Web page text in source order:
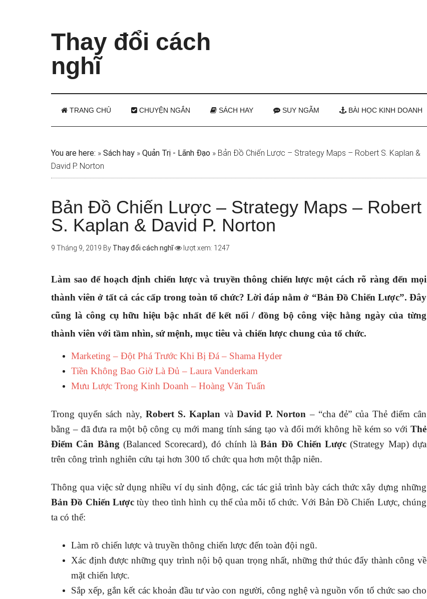
Thay đổi cách
nghĩ
TRANG CHỦ CHUYỆN NGẮN SÁCH HAY SUY NGẪM BÀI HỌC KINH DOANH
You are here: » Sách hay » Quản Trị - Lãnh Đạo » Bản Đồ Chiến Lược – Strategy Maps – Robert S. Kaplan &
David P. Norton
Bản Đồ Chiến Lược – Strategy Maps – Robert
S. Kaplan & David P. Norton
9 Tháng 9, 2019 By Thay đổi cách nghĩ lượt xem: 1247
Làm sao để hoạch định chiến lược và truyền thông chiến lược một cách rõ ràng đến mọi
thành viên ở tất cả các cấp trong toàn tổ chức? Lời đáp nằm ở “Bản Đồ Chiến Lược”. Đây
cũng là công cụ hữu hiệu bậc nhất để kết nối / đồng bộ công việc hằng ngày của từng
thành viên với tầm nhìn, sứ mệnh, mục tiêu và chiến lược chung của tổ chức.
Marketing – Đột Phá Trước Khi Bị Đá – Shama Hyder
Tiền Không Bao Giờ Là Đủ – Laura Vanderkam
Mưu Lược Trong Kinh Doanh – Hoàng Văn Tuấn
Trong quyển sách này, Robert S. Kaplan và David P. Norton – “cha đẻ” của Thẻ điểm cân
bằng – đã đưa ra một bộ công cụ mới mang tính sáng tạo và đổi mới không hề kém so với Thẻ
Điểm Cân Bằng (Balanced Scorecard), đó chính làBản Đồ Chiến Lược (Strategy Map) dựa
trên công trình nghiên cứu tại hơn 300 tổ chức qua hơn một thập niên.
Thông qua việc sử dụng nhiều ví dụ sinh động, các tác giả trình bày cách thức xây dựng những
Bản Đồ Chiến Lượctùy theo tình hình cụ thể của mỗi tổ chức. Với Bản Đồ Chiến Lược, chúng
ta có thể:
Làm rõ chiến lược và truyền thông chiến lược đến toàn đội ngũ.
Xác định được những quy trình nội bộ quan trọng nhất, những thứ thúc đẩy thành công về
mặt chiến lược.
Sắp xếp, gắn kết các khoản đầu tư vào con người, công nghệ và nguồn vốn tổ chức sao cho